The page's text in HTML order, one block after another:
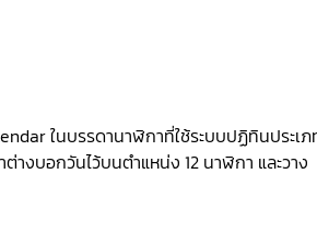
ในบรรดานาฬิกาที่ใช้ระบบปฏิทินประเ
งบอกวันไว้บนตำแหน่ง 12 นาฬิกา และวาง